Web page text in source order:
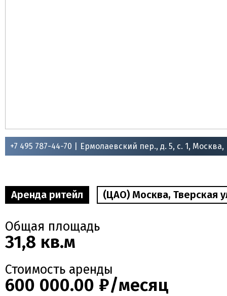
+7 495 787-44-70 | Ермолаевский пер., д. 5, с. 1, Москва,
Аренда ритейл (ЦАО) Москва, Тверская
Общая площадь
31,8 кв.м
Стоимость аренды
600 000.00 ₽/месяц